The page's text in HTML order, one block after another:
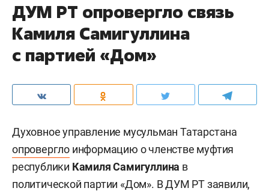
ДУМ РТ опровергло связь
Камиля Самигуллина
с партией «Дом»
Духовное управление мусульман Татарстана
опровергло информацию о членстве муфтия
республики Камиля Самигуллина в
политической партии «Дом». В ДУМ РТ заявили,